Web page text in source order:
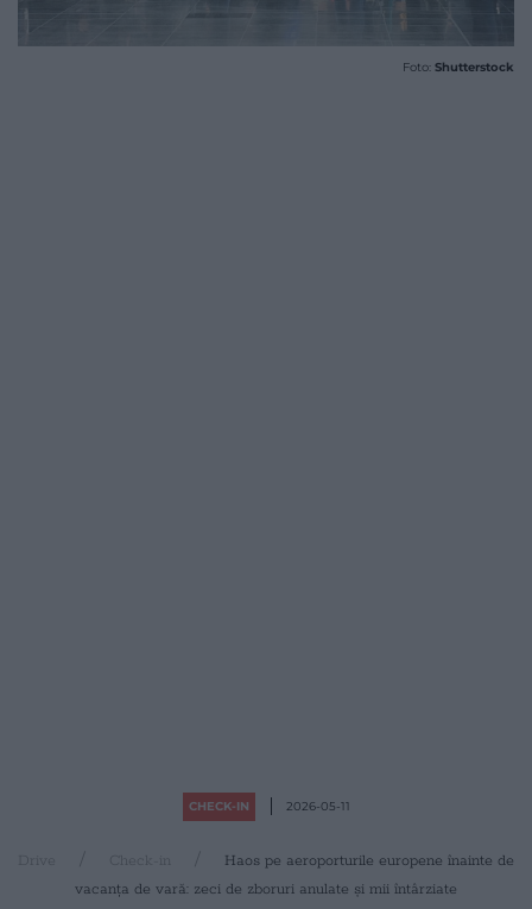
Foto: Shutterstock
CHECK-IN 2026-05-11
Drive
Haos pe aeroporturile europene înainte de
vacanța de vară: zeci de zboruri anulate și mii întârziate